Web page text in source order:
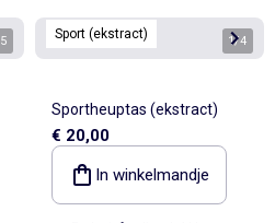
5 Sport (ekstract) 1/4
Sportheuptas (ekstract)
€ 20,00
In winkelmandje